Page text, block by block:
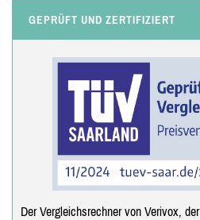
GEPRÜFT UND ZERTIFIZIERT
Der Vergleichsrechner von Verivox,